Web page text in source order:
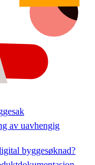
av uavhengig
byggesøknad?